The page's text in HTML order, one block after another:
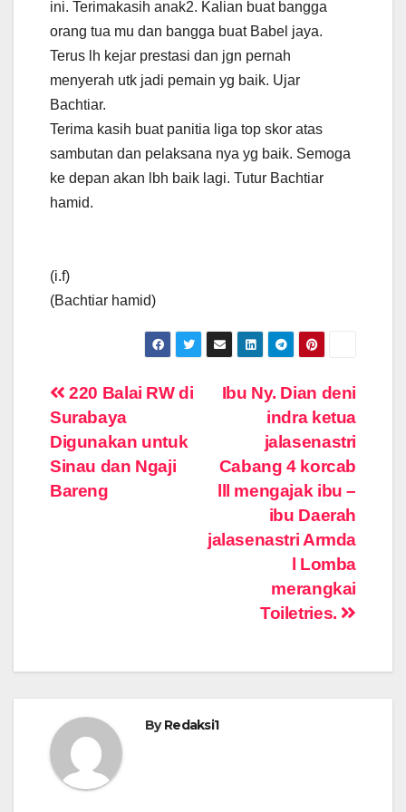
ini. Terimakasih anak2. Kalian buat bangga
orang tua mu dan bangga buat Babel jaya.
Terus lh kejar prestasi dan jgn pernah
menyerah utk jadi pemain yg baik. Ujar
Bachtiar.
Terima kasih buat panitia liga top skor atas
sambutan dan pelaksana nya yg baik. Semoga
ke depan akan lbh baik lagi. Tutur Bachtiar
hamid.
(i.f)
(Bachtiar hamid)
Navigasi
pos
Ibu Ny. Dian deni
indra ketua
jalasenastri
Cabang 4 korcab
lll mengajak ibu –
ibu Daerah
jalasenastri Armda
l Lomba
merangkai
Toiletries.
220 Balai RW di
Surabaya
Digunakan untuk
Sinau dan Ngaji
Bareng
ByRedaksi1